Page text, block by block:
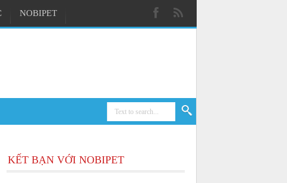
NOBIPET
KẾT BẠN VỚI NOBIPET